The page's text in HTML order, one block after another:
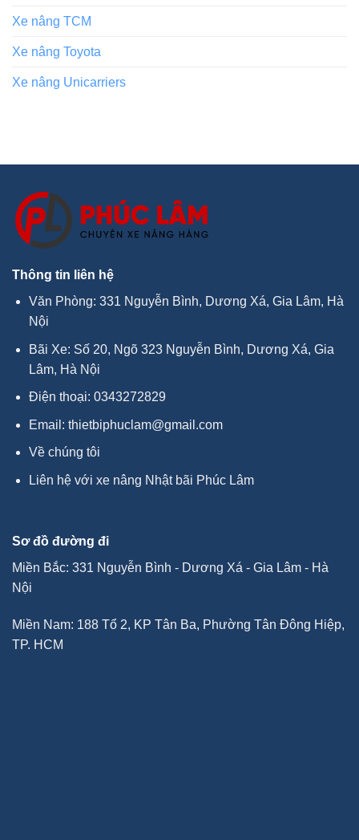
Xe nâng TCM
Xe nâng Toyota
Xe nâng Unicarriers
Thông tin liên hệ
Văn Phòng: 331 Nguyễn Bình, Dương Xá, Gia Lâm, Hà
Nội
Bãi Xe: Số 20, Ngõ 323 Nguyễn Bình, Dương Xá, Gia
Lâm, Hà Nội
Điện thoại: 0343272829
Email: thietbiphuclam@gmail.com
Về chúng tôi
Liên hệ với xe nâng Nhật bãi Phúc Lâm
Sơ đồ đường đi
Miền Bắc: 331 Nguyễn Bình - Dương Xá - Gia Lâm - Hà
Nội
Miền Nam: 188 Tổ 2, KP Tân Ba, Phường Tân Đông Hiệp,
TP. HCM